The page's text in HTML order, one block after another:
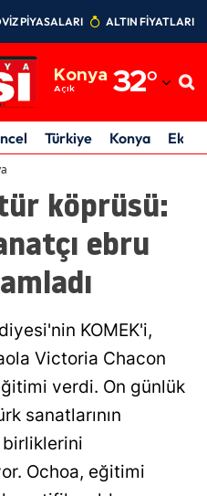
PİYASALARI ALTIN FİYATLARI
Konya
Açık 32°
Adıyaman
Afyonkarahisar
Amasya
Ankara
Antalya
Aydın
Balıkesir
Bingöl
Türkiye Konya
köprüsü:
ebru
KOMEK'i,
Victoria Chacon
verdi. On günlük
sanatlarının
birliklerini
Ochoa, eğitimi